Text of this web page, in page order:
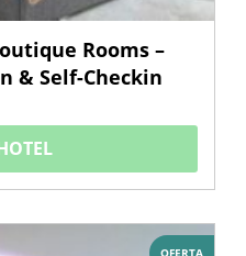
Rooms –
& Self-Checkin
OFERTA